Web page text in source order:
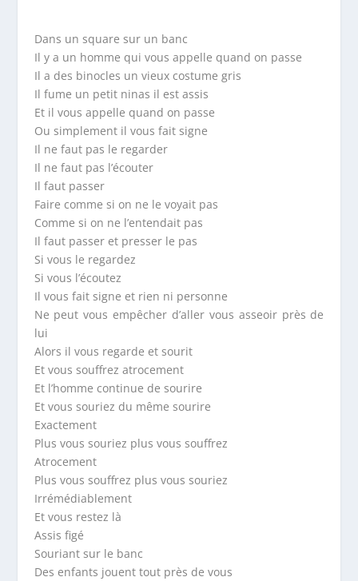
Dans un square sur un banc
Il y a un homme qui vous appelle quand on passe
Il a des binocles un vieux costume gris
Il fume un petit ninas il est assis
Et il vous appelle quand on passe
Ou simplement il vous fait signe
Il ne faut pas le regarder
Il ne faut pas l’écouter
Il faut passer
Faire comme si on ne le voyait pas
Comme si on ne l’entendait pas
Il faut passer et presser le pas
Si vous le regardez
Si vous l’écoutez
Il vous fait signe et rien ni personne
Ne peut vous empêcher d’aller vous asseoir près de
lui
Alors il vous regarde et sourit
Et vous souffrez atrocement
Et l’homme continue de sourire
Et vous souriez du même sourire
Exactement
Plus vous souriez plus vous souffrez
Atrocement
Plus vous souffrez plus vous souriez
Irrémédiablement
Et vous restez là
Assis figé
Souriant sur le banc
Des enfants jouent tout près de vous